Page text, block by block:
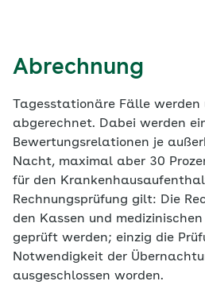
Abrechnung
Tagesstationäre Fälle werden
abgerechnet. Dabei werden
Bewertungsrelationen je
Nacht, maximal aber 30
für den
Rechnungsprüfung gilt: Die
den Kassen und
geprüft werden; einzig die
Notwendigkeit der
ausgeschlossen worden.